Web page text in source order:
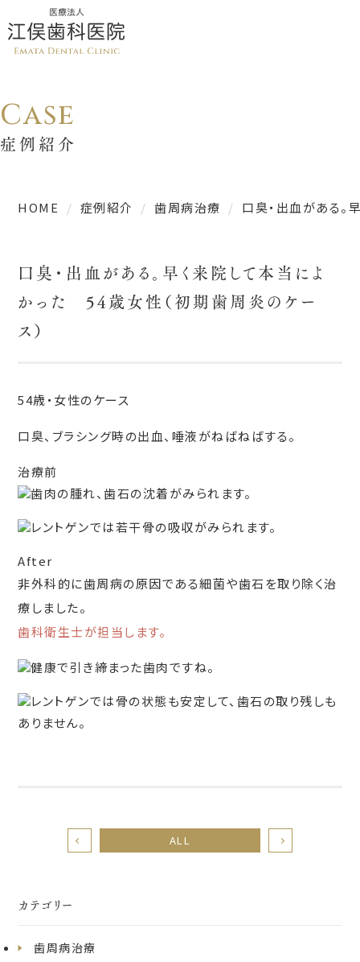
Case
症例紹介
HOME 症例紹介 歯周病治療 口臭・出血がある。
カテゴリー
歯周病治療
口臭・出血がある。早く来院して本当によ
かった 54歳女性（初期歯周炎のケー
ス）
54歳・女性のケース
口臭、ブラシング時の出血、唾液がねばねばする。
治療前
歯肉の腫れ、歯石の沈着がみられます。
レントゲンでは若干骨の吸収がみられます。
After
非外科的に歯周病の原因である細菌や歯石を取り除く治
療しました。
歯科衛生士が担当します。
健康で引き締まった歯肉ですね。
レントゲンでは骨の状態も安定して、歯石の取り残しも
ありません。
ALL